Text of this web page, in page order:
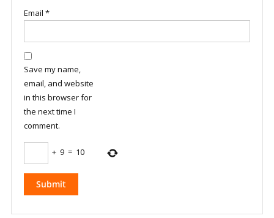
Email *
Save my name,
email, and website
in this browser for
the next time I
comment.
+ 9 = 10